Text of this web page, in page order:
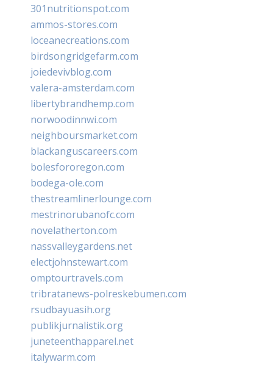
301nutritionspot.com
ammos-stores.com
loceanecreations.com
birdsongridgefarm.com
joiedevivblog.com
valera-amsterdam.com
libertybrandhemp.com
norwoodinnwi.com
neighboursmarket.com
blackanguscareers.com
bolesfororegon.com
bodega-ole.com
thestreamlinerlounge.com
mestrinorubanofc.com
novelatherton.com
nassvalleygardens.net
electjohnstewart.com
omptourtravels.com
tribratanews-polreskebumen.com
rsudbayuasih.org
publikjurnalistik.org
juneteenthapparel.net
italywarm.com